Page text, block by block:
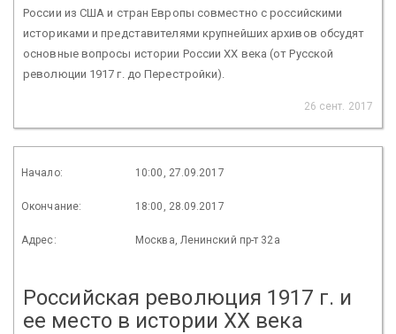
России из США и стран Европы совместно с российскими
историками и представителями крупнейших архивов обсудят
основные вопросы истории России ХХ века (от Русской
революции 1917 г. до Перестройки).
26 сент. 2017
Начало: 10:00, 27.09.2017
Окончание: 18:00, 28.09.2017
Адрес: Москва, Ленинский пр-т 32а
Российская революция 1917 г. и
ее место в истории XX века